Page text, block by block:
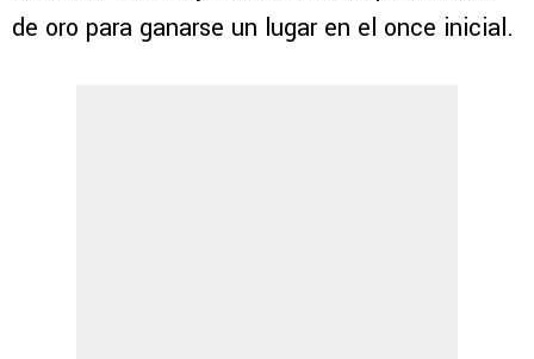
de oro para ganarse un lugar en el once inicial.